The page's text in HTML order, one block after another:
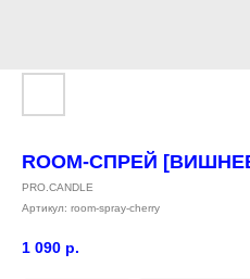
ROOM-СПРЕЙ
PRO.CANDLE
Артикул: room-spray-cherry
1 090 р.